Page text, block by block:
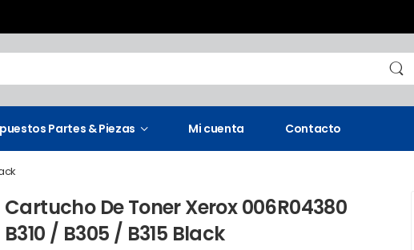
Partes & Piezas Mi cuenta Contacto
Cartucho De Toner Xerox 006R04380
B310 / B305 / B315 Black